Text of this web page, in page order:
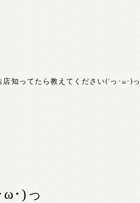
店知ってたら教えてください(´っ･ω･)っ
ω･)っ